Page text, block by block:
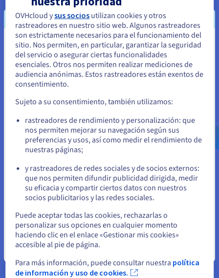
estén localizadas.
Descubrir Private Network
Managed Kubernetes Service
mantenimiento de tus clústeres Kubernetes. Despliega
rápidamente tus aplicaciones gracias a una solución de
referencia para la orquestación de contenedores.
Parece que está ubicado en Estados
Unidos
Si quiere hacer un pedido desde Estados Unidos, deberá buscar
el sitio web adecuado y crear una cuenta.
us.ovhcloud.com/
Inglés USD - $
Permanezca en el sitio web actual
OVHcloud ysus socios utilizan cookies y otros
rastreadores en nuestro sitio web. Algunos rastreadores
son estrictamente necesarios para el funcionamiento del
sitio. Nos permiten, en particular, garantizar la seguridad
del servicio o asegurar ciertas funcionalidades
esenciales. Otros nos permiten realizar mediciones de
audiencia anónimas. Estos rastreadores están exentos de
consentimiento.
Sujeto a su consentimiento, también utilizamos:
rastreadores de rendimiento y personalización: que
nos permiten mejorar su navegación según sus
preferencias y usos, así como medir el rendimiento de
nuestras páginas;
y rastreadores de redes sociales y de socios externos:
que nos permiten difundir publicidad dirigida, medir
su eficacia y compartir ciertos datos con nuestros
socios publicitarios y las redes sociales.
Puede aceptar todas las cookies, rechazarlas o
personalizar sus opciones en cualquier momento
haciendo clic en el enlace «Gestionar mis cookies»
accesible al pie de página.
Para más información, puede consultar nuestra política
de información y uso de cookies.